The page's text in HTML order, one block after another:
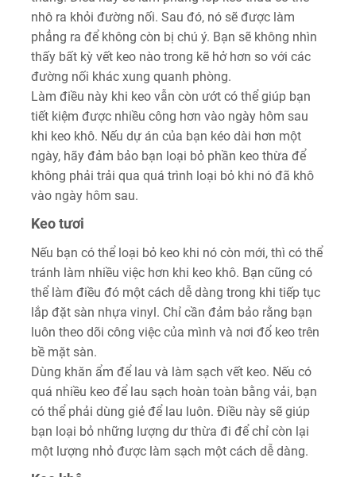
nhô ra khỏi đường nối. Sau đó, nó sẽ được làm
phẳng ra để không còn bị chú ý. Bạn sẽ không nhìn
thấy bất kỳ vết keo nào trong kẽ hở hơn so với các
đường nối khác xung quanh phòng.
Làm điều này khi keo vẫn còn ướt có thể giúp bạn
tiết kiệm được nhiều công hơn vào ngày hôm sau
khi keo khô. Nếu dự án của bạn kéo dài hơn một
ngày, hãy đảm bảo bạn loại bỏ phần keo thừa để
không phải trải qua quá trình loại bỏ khi nó đã khô
vào ngày hôm sau.
Keo tươi
Nếu bạn có thể loại bỏ keo khi nó còn mới, thì có thể
tránh làm nhiều việc hơn khi keo khô. Bạn cũng có
thể làm điều đó một cách dễ dàng trong khi tiếp tục
lắp đặt sàn nhựa vinyl. Chỉ cần đảm bảo rằng bạn
luôn theo dõi công việc của mình và nơi đổ keo trên
bề mặt sàn.
Dùng khăn ẩm để lau và làm sạch vết keo. Nếu có
quá nhiều keo để lau sạch hoàn toàn bằng vải, bạn
có thể phải dùng giẻ để lau luôn. Điều này sẽ giúp
bạn loại bỏ những lượng dư thừa đi để chỉ còn lại
một lượng nhỏ được làm sạch một cách dễ dàng.